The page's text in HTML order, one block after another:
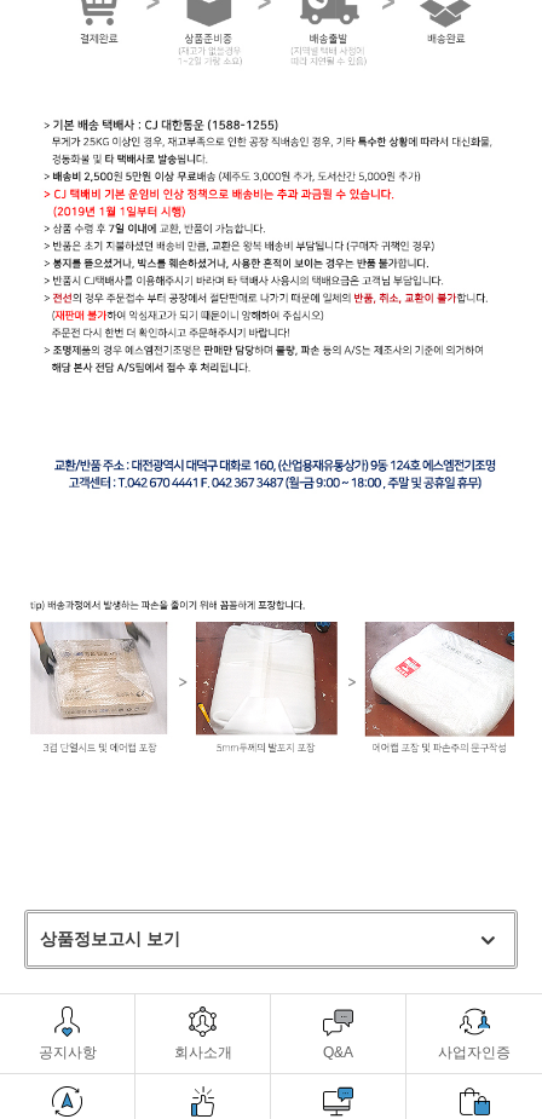
상품정보고시 보기
공지사항 회사소개 Q&A 사업자인증